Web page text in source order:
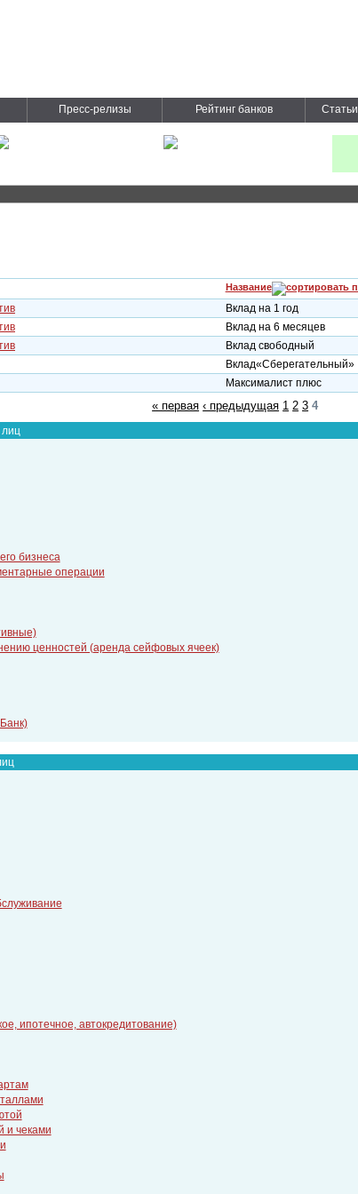
Пресс-релизы Рейтинг банков Статьи
Название
Вклад на 1 год
Вклад на 6 месяцев
Вклад свободный
Вклад«Сберегательный»
Максималист плюс
« первая ‹ предыдущая 1 2 3 4
лиц
бизнеса
операции
ценностей (аренда сейфовых ячеек)
ипотечное, автокредитование)
и чеками